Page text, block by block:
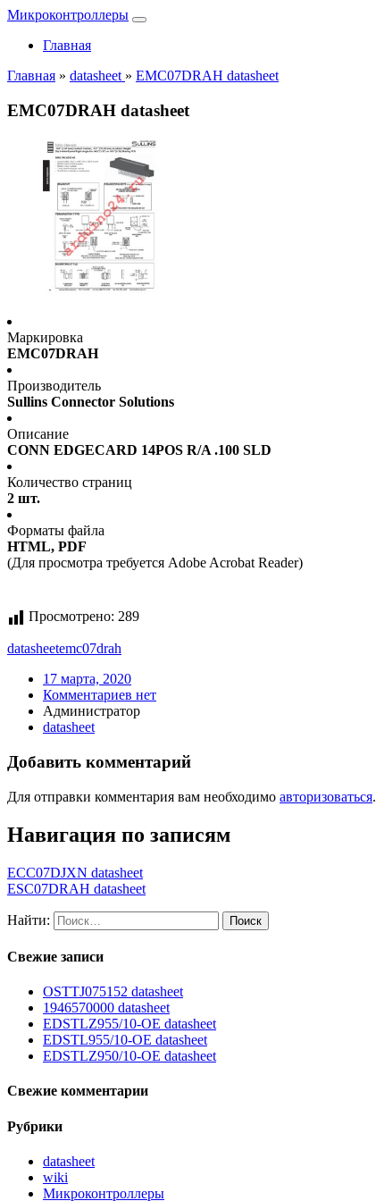
Микроконтроллеры
Главная
Главная » datasheet » EMC07DRAH datasheet
EMC07DRAH datasheet
Маркировка
EMC07DRAH
Производитель
Sullins Connector Solutions
Описание
CONN EDGECARD 14POS R/A .100 SLD
Количество страниц
2 шт.
Форматы файла
HTML, PDF
(Для просмотра требуется Adobe Acrobat Reader)
Просмотрено: 289
datasheetemc07drah
17 марта, 2020
Комментариев нет
Администратор
datasheet
Добавить комментарий
Для отправки комментария вам необходимо авторизоваться.
Навигация по записям
ECC07DJXN datasheet
ESC07DRAH datasheet
Найти:
Свежие записи
OSTTJ075152 datasheet
1946570000 datasheet
EDSTLZ955/10-OE datasheet
EDSTL955/10-OE datasheet
EDSTLZ950/10-OE datasheet
Свежие комментарии
Рубрики
datasheet
wiki
Микроконтроллеры